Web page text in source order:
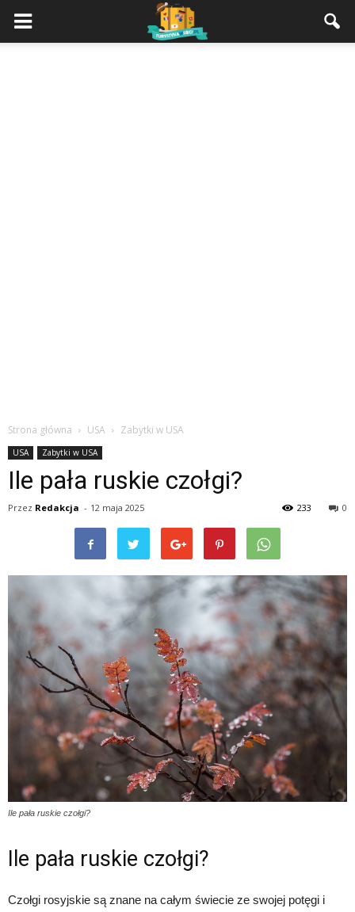
Strona główna USA Zabytki w USA
USA Zabytki w USA
Ile pała ruskie czołgi?
Przez Redakcja - 12 maja 2025 0
233
Ile pała ruskie czołgi?
Ile pała ruskie czołgi?
Czołgi rosyjskie są znane na całym świecie ze swojej potęgi i